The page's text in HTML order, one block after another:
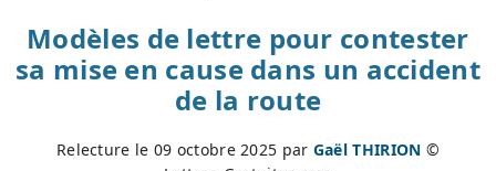
Modèles de lettre pour contester
sa mise en cause dans un accident
de la route
Relecture le 09 octobre 2025 par Gaël THIRION ©